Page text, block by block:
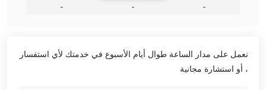
-
-
-
نعمل على مدار الساعة طوال أيام الأسبوع في خدمتك لأي استفسار
، أو استشارة مجانية